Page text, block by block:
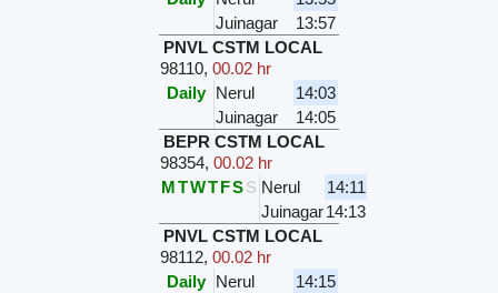
Juinagar
13:57
PNVL CSTM LOCAL
98110,00.02 hr
Daily Nerul
14:03
Juinagar
14:05
BEPR CSTM LOCAL
98354,00.02 hr
MTWTFSS Nerul
14:11
Juinagar14:13
PNVL CSTM LOCAL
98112,00.02 hr
Daily Nerul
14:15